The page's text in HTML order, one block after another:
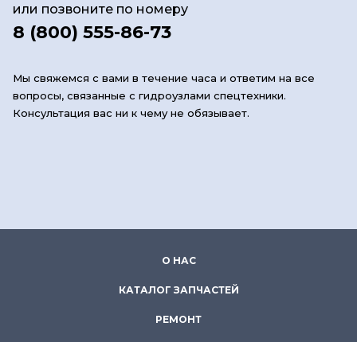
или позвоните по номеру
8 (800) 555-86-73
Мы свяжемся с вами в течение часа и ответим на все
вопросы, связанные с гидроузлами спецтехники.
Консультация вас ни к чему не обязывает.
О НАС
КАТАЛОГ ЗАПЧАСТЕЙ
РЕМОНТ